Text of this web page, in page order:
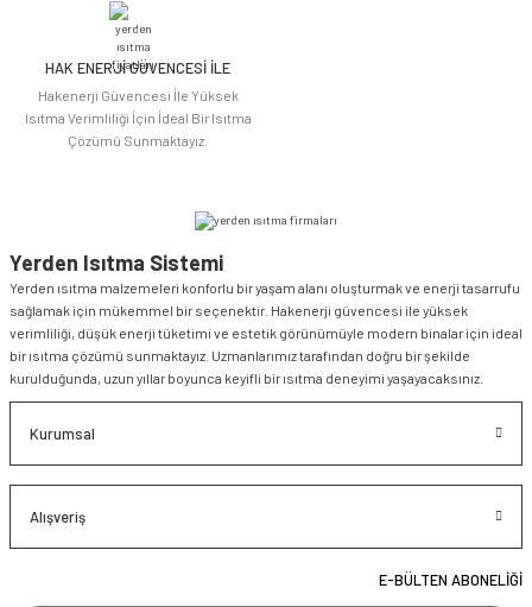
HAK ENERJİ GÜVENCESİ İLE
Hakenerji Güvencesi İle Yüksek
Isıtma Verimliliği İçin İdeal Bir Isıtma
Çözümü Sunmaktayız.
Yerden Isıtma Sistemi
Yerden ısıtma malzemeleri konforlu bir yaşam alanı oluşturmak ve enerji tasarrufu
sağlamak için mükemmel bir seçenektir. Hakenerji güvencesi ile yüksek
verimliliği, düşük enerji tüketimi ve estetik görünümüyle modern binalar için ideal
bir ısıtma çözümü sunmaktayız. Uzmanlarımız tarafından doğru bir şekilde
kurulduğunda, uzun yıllar boyunca keyifli bir ısıtma deneyimi yaşayacaksınız.
Kurumsal
Alışveriş
E-BÜLTEN ABONELİĞİ